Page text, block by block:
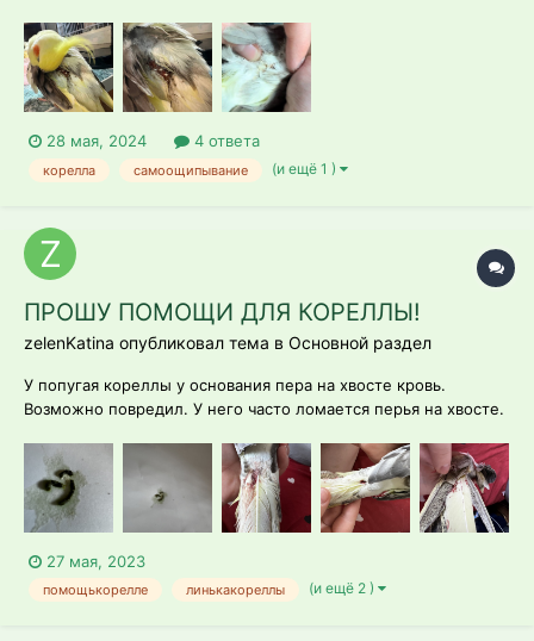
на корм Seven Seeds. В клетке висит минеральный камень,
чумиза. Стараемся давать зелень и фрукты. В сентябре 2023
г...
28 мая, 2024 4 ответа
корелла самоощипывание (и ещё 1 )
ПРОШУ ПОМОЩИ ДЛЯ КОРЕЛЛЫ!
zelenKatina опубликовал тема в Основной раздел
У попугая кореллы у основания пера на хвосте кровь.
Возможно повредил. У него часто ломается перья на хвосте.
чухается, чистится. Менее активный чем обычно. Что делать
? Помогите пожалуйста
27 мая, 2023
помощькорелле линькакореллы (и ещё 2 )